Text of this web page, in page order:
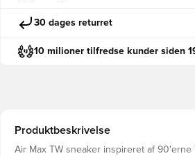
30 dages returret
10 milioner tilfredse kunder siden
Produktbeskrivelse
Air Max TW sneaker inspireret af